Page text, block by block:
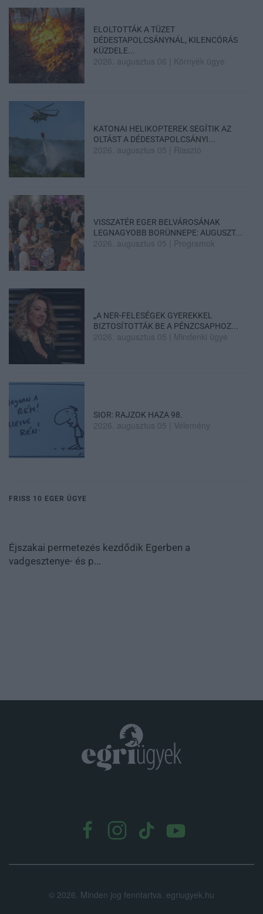
ELOLTOTTÁK A TÜZET
DÉDESTAPOLCSÁNYNÁL, KILENCÓRÁS
KÜZDELE...
2026. augusztus 06 Környék ügye
KATONAI HELIKOPTEREK SEGÍTIK AZ
OLTÁST A DÉDESTAPOLCSÁNYI...
2026. augusztus 05 Riasztó
VISSZATÉR EGER BELVÁROSÁNAK
LEGNAGYOBB BORÜNNEPE: AUGUSZT...
2026. augusztus 05 Programok
„A NER-FELESÉGEK GYEREKKEL
BIZTOSÍTOTTÁK BE A PÉNZCSAPHOZ...
2026. augusztus 05 Mindenki ügye
SIOR: RAJZOK HAZA 98.
2026. augusztus 05 Vélemény
FRISS 10 EGER ÜGYE
Éjszakai permetezés kezdődik Egerben a
vadgesztenye- és p...
© 2026. Minden jog fenntartva. egriugyek.hu